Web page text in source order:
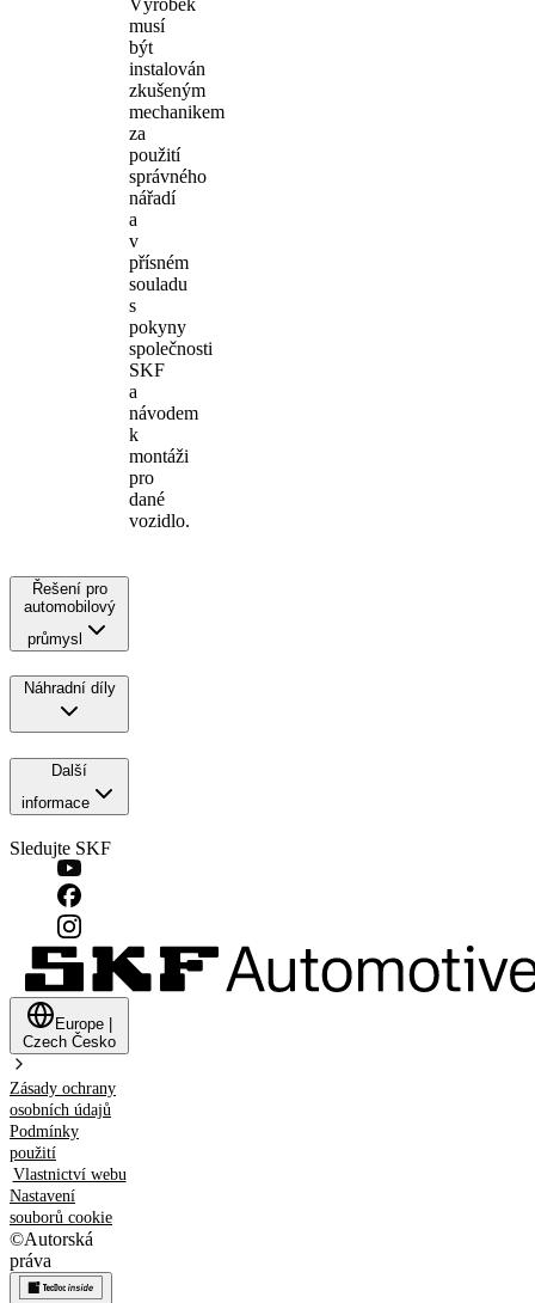
musí
být
instalován
zkušeným
mechanikem
za
použití
správného
nářadí
a
v
přísném
souladu
s
pokyny
společnosti
SKF
a
návodem
k
montáži
pro
dané
vozidlo.
Řešení pro
automobilový
průmysl
Náhradní díly
Další
informace
Sledujte SKF
Europe
Czech Česko
Zásady ochrany
osobních údajů
Podmínky
použití
Vlastnictví webu
Nastavení
souborů cookie
©Autorská
práva